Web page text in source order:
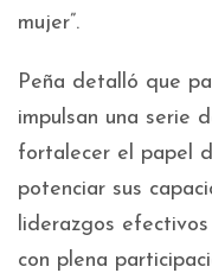
mujer”.
Peña detalló que
impulsan una serie
fortalecer el papel
potenciar sus
liderazgos
con plena